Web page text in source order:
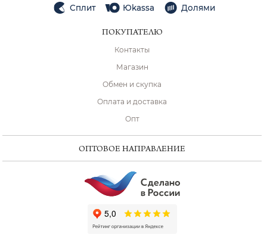
Сплит Юkassa Долями
ПОКУПАТЕЛЮ
Контакты
Магазин
Обмен и скупка
Оплата и доставка
Опт
ОПТОВОЕ НАПРАВЛЕНИЕ